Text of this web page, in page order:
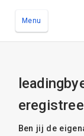
Menu
Ben jij de